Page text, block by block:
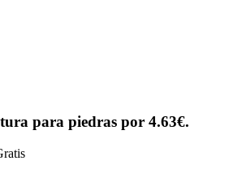
para piedras por 4.63€.